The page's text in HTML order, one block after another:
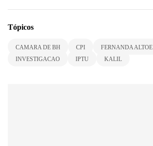
Tópicos
CAMARA DE BH CPI
FERNANDA ALTOE
INVESTIGACAO
IPTU KALIL